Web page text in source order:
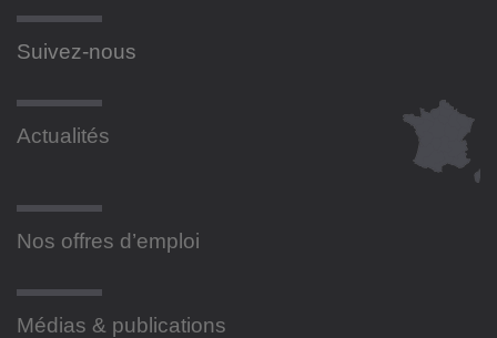
Suivez-nous
Actualités
Nos offres d’emploi
Médias & publications